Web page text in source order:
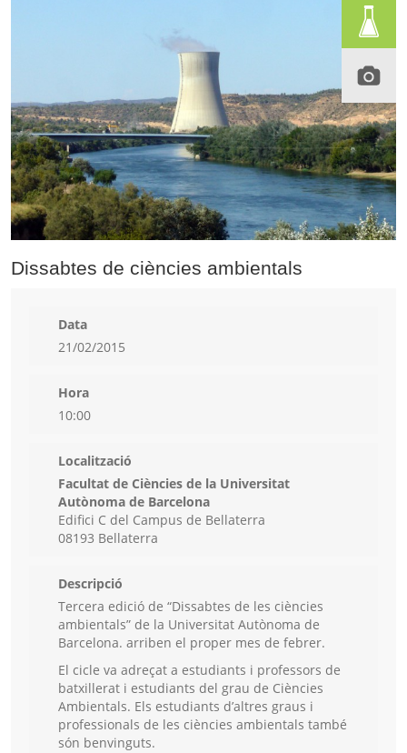
Dissabtes de ciències ambientals
Data
21/02/2015
Hora
10:00
Localització
Facultat de Ciències de la Universitat
Autònoma de Barcelona
Edifici C del Campus de Bellaterra
08193 Bellaterra
Descripció
Tercera edició de “Dissabtes de les ciències
ambientals” de la Universitat Autònoma de
Barcelona. arriben el proper mes de febrer.
El cicle va adreçat a estudiants i professors de
batxillerat i estudiants del grau de Ciències
Ambientals. Els estudiants d’altres graus i
professionals de les ciències ambientals també
són benvinguts.